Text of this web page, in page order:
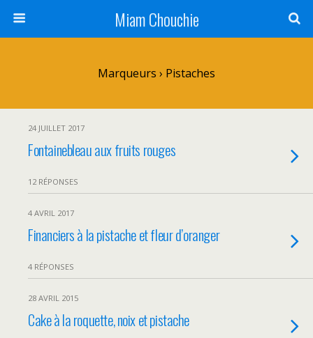
Miam Chouchie
Marqueurs › Pistaches
24 JUILLET 2017
Fontainebleau aux fruits rouges
12 RÉPONSES
4 AVRIL 2017
Financiers à la pistache et fleur d’oranger
4 RÉPONSES
28 AVRIL 2015
Cake à la roquette, noix et pistache